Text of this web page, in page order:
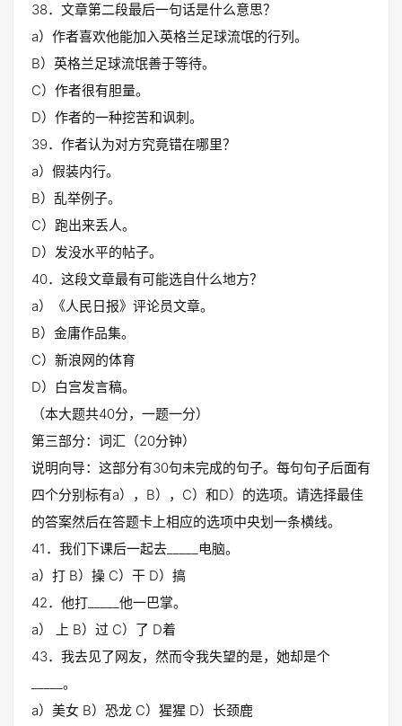
38．文章第二段最后一句话是什么意思？
a）作者喜欢他能加入英格兰足球流氓的行列。
B）英格兰足球流氓善于等待。
C）作者很有胆量。
D）作者的一种挖苦和讽刺。
39．作者认为对方究竟错在哪里？
a）假装内行。
B）乱举例子。
C）跑出来丢人。
D）发没水平的帖子。
40．这段文章最有可能选自什么地方？
a）《人民日报》评论员文章。
B）金庸作品集。
C）新浪网的体育
D）白宫发言稿。
（本大题共40分，一题一分）
第三部分：词汇（20分钟）
说明向导：这部分有30句未完成的句子。每句句子后面有
四个分别标有a），B），C）和D）的选项。请选择最佳
的答案然后在答题卡上相应的选项中央划一条横线。
41．我们下课后一起去_____电脑。
a）打 B）操 C）干 D）搞
42．他打_____他一巴掌。
a） 上 B）过 C）了 D着
43．我去见了网友，然而令我失望的是，她却是个
_____。
a）美女 B）恐龙 C）猩猩 D）长颈鹿